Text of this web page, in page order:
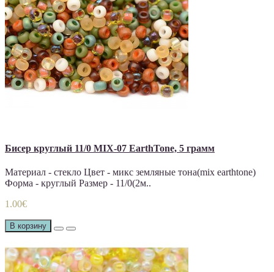
Бисер круглый 11/0 MIX-07 EarthTone, 5 грамм
Материал - стекло Цвет - микс земляные тона(mix earthtone)
Форма - круглый Размер - 11/0(2м..
1.00€
В корзину